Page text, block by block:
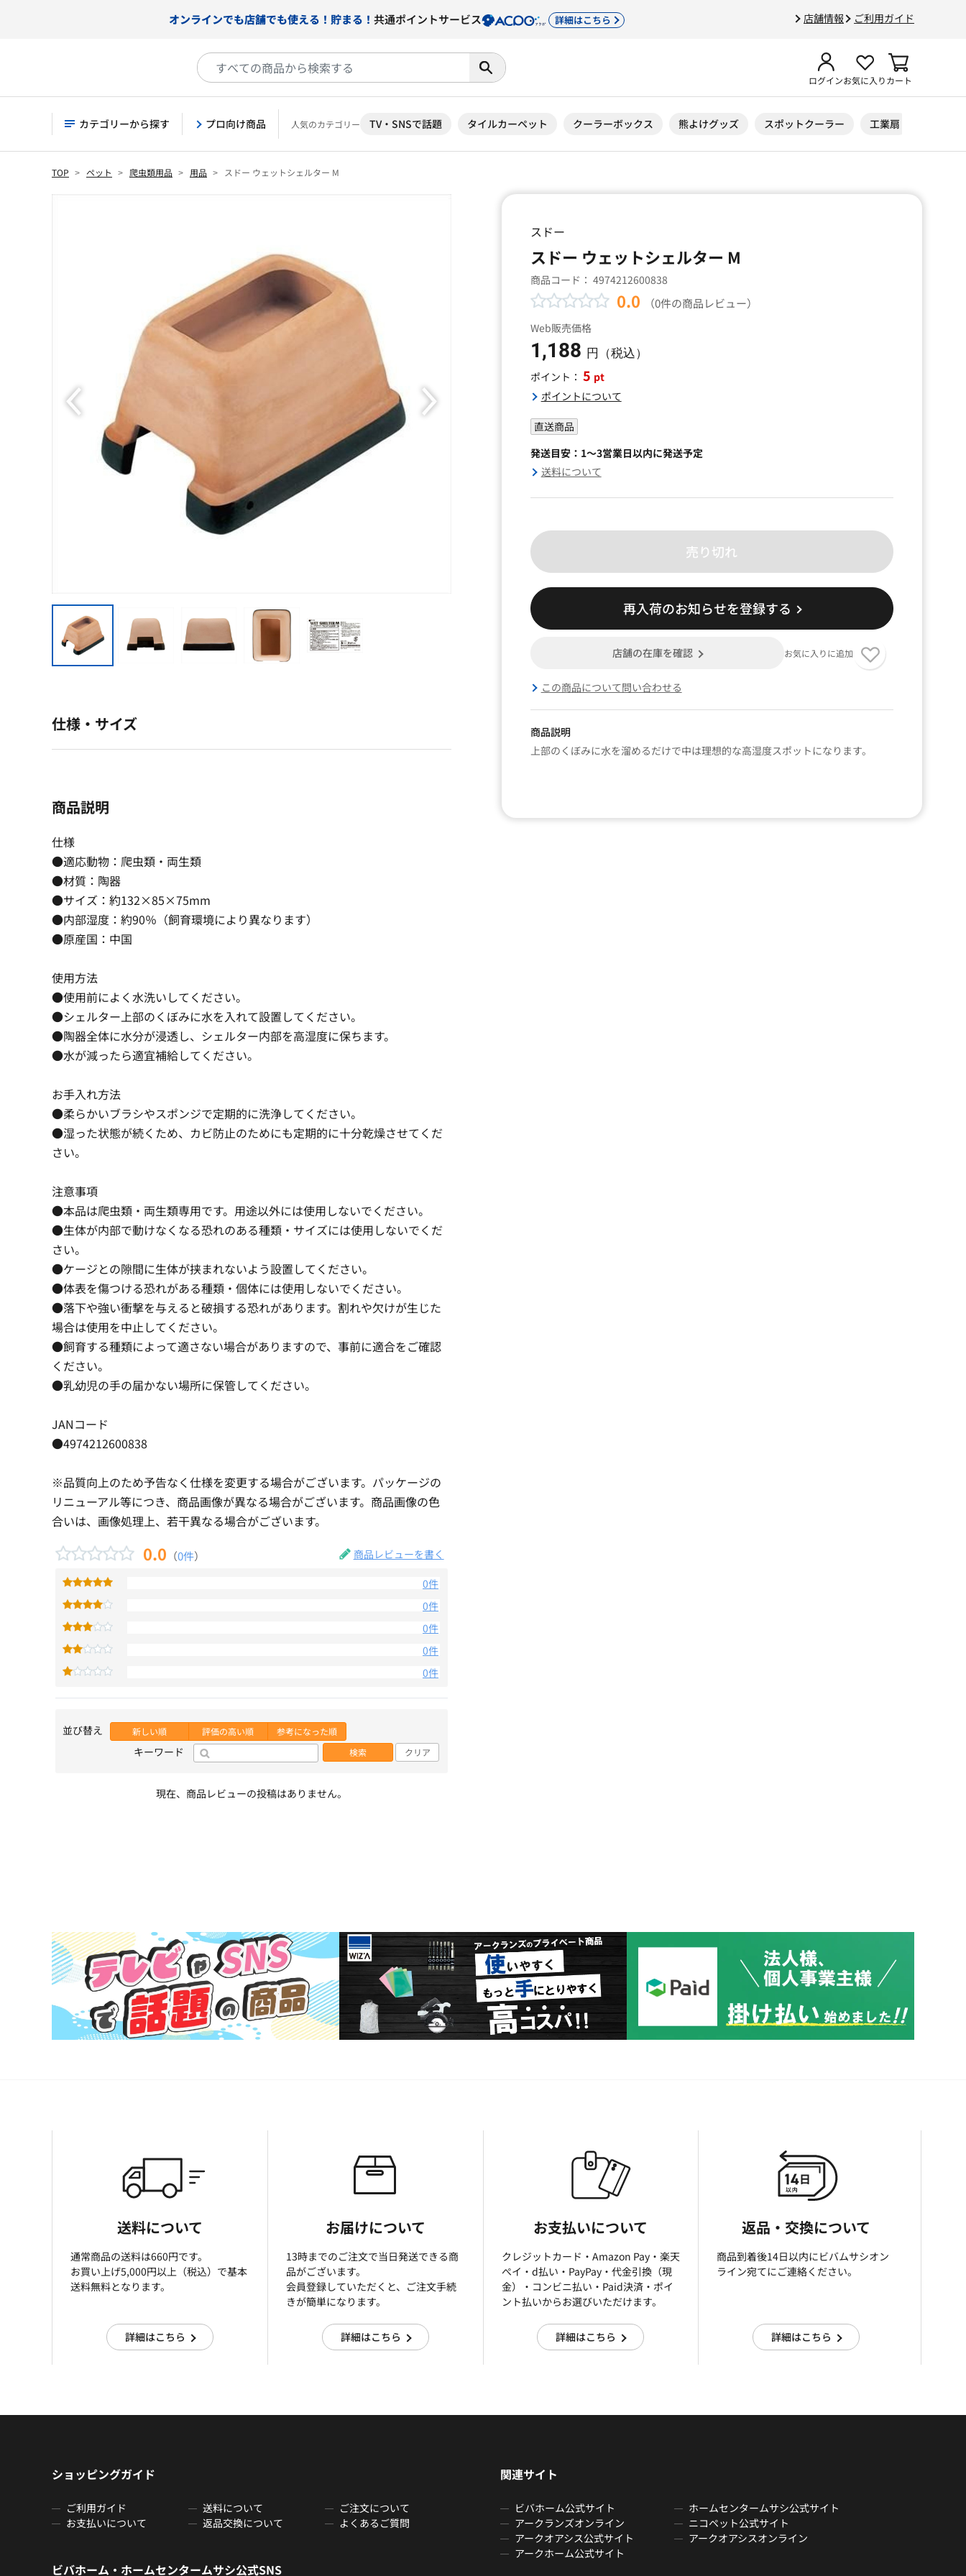
店舗情報 ご利用ガイド
オンラインでも店舗でも使える！貯まる！ 共通ポイントサービス 詳細はこちら
ログインお気に入りカート
カテゴリーから探す プロ向け商品 人気のカテゴリー TV・SNSで話題 タイルカーペット クーラーボックス 熊よけグッズ スポットクーラー 工業扇
TOP ペット 爬虫類用品 用品 スドー ウェットシェルター M
スドー
スドー ウェットシェルター M
商品コード： 4974212600838
0.0 （0件の商品レビュー）
Web販売価格
1,188 円（税込）
ポイント： 5 pt
ポイントについて
直送商品
発送目安：1～3営業日以内に発送予定
送料について
売り切れ
再入荷のお知らせを登録する
店舗の在庫を確認 お気に入りに追加
この商品について問い合わせる
商品説明
上部のくぼみに水を溜めるだけで中は理想的な高湿度スポットになります。
仕様・サイズ
商品説明
仕様
●適応動物：爬虫類・両生類
●材質：陶器
●サイズ：約132×85×75mm
●内部湿度：約90％（飼育環境により異なります）
●原産国：中国
使用方法
●使用前によく水洗いしてください。
●シェルター上部のくぼみに水を入れて設置してください。
●陶器全体に水分が浸透し、シェルター内部を高湿度に保ちます。
●水が減ったら適宜補給してください。
お手入れ方法
●柔らかいブラシやスポンジで定期的に洗浄してください。
●湿った状態が続くため、カビ防止のためにも定期的に十分乾燥させてくだ
さい。
注意事項
●本品は爬虫類・両生類専用です。用途以外には使用しないでください。
●生体が内部で動けなくなる恐れのある種類・サイズには使用しないでくだ
さい。
●ケージとの隙間に生体が挟まれないよう設置してください。
●体表を傷つける恐れがある種類・個体には使用しないでください。
●落下や強い衝撃を与えると破損する恐れがあります。割れや欠けが生じた
場合は使用を中止してください。
●飼育する種類によって適さない場合がありますので、事前に適合をご確認
ください。
●乳幼児の手の届かない場所に保管してください。
JANコード
●4974212600838
※品質向上のため予告なく仕様を変更する場合がございます。パッケージの
リニューアル等につき、商品画像が異なる場合がございます。商品画像の色
合いは、画像処理上、若干異なる場合がございます。
0.0 （0件） 商品レビューを書く
0件
0件
0件
0件
0件
並び替え 新しい順 評価の高い順 参考になった順
キーワード 検索 クリア
現在、商品レビューの投稿はありません。
送料について
通常商品の送料は660円です。
お買い上げ5,000円以上（税込）で基本
送料無料となります。
詳細はこちら
お届けについて
13時までのご注文で当日発送できる商
品がございます。
会員登録していただくと、ご注文手続
きが簡単になります。
詳細はこちら
お支払いについて
クレジットカード・Amazon Pay・楽天
ぺイ・d払い・PayPay・代金引換（現
金）・コンビニ払い・Paid決済・ポイ
ント払いからお選びいただけます。
詳細はこちら
返品・交換について
商品到着後14日以内にビバムサシオン
ライン宛てにご連絡ください。
詳細はこちら
ショッピングガイド
ご利用ガイド 送料について
ご注文について
お支払いについて
返品交換について よくあるご質問
関連サイト
ビバホーム公式サイト
ホームセンタームサシ公式サイト
アークランズオンライン
ニコペット公式サイト
アークオアシス公式サイト
アークオアシスオンライン
アークホーム公式サイト
ビバホーム・ホームセンタームサシ公式SNS